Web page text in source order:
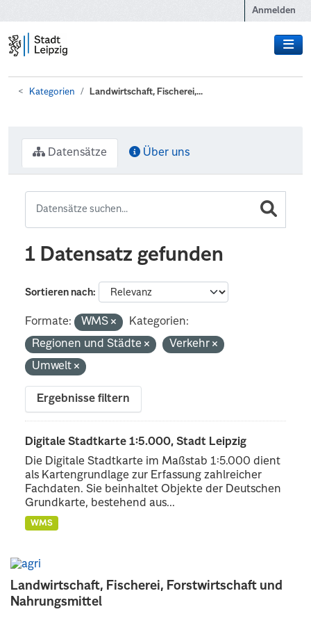
Anmelden
Kategorien Landwirtschaft, Fischerei,...
Landwirtschaft, Fischerei, Forstwirtschaft und
Nahrungsmittel
Datensätze Über uns
1 Datensatz gefunden
Sortieren nach
Formate: WMS
Kategorien:
Regionen und Städte
Verkehr
Umwelt
Ergebnisse filtern
Digitale Stadtkarte 1:5.000, Stadt Leipzig
Die Digitale Stadtkarte im Maßstab 1:5.000 dient
als Kartengrundlage zur Erfassung zahlreicher
Fachdaten. Sie beinhaltet Objekte der Deutschen
Grundkarte, bestehend aus...
WMS